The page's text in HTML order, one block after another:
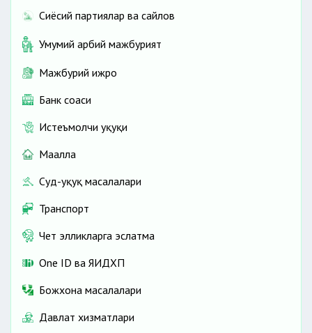
Сиёсий партиялар ва сайлов
Умумий ҳарбий мажбурият
Мажбурий ижро
Банк соҳаси
Истеъмолчи ҳуқуқи
Маҳалла
Суд-ҳуқуқ масалалари
Транспорт
Чет элликларга эслатма
One ID ва ЯИДХП
Божхона масалалари
Давлат хизматлари